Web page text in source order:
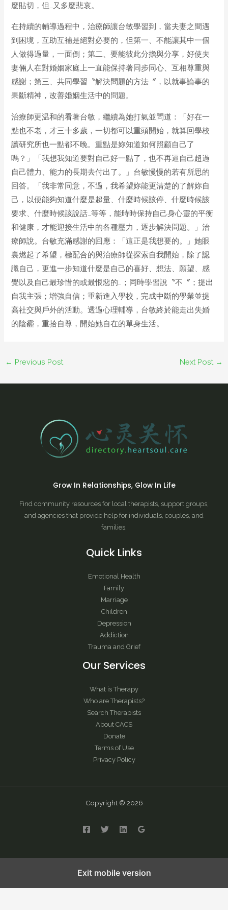
麼貼切，但…又多麼悲哀。
在持續的輔導過程中，治療師讓台敏學習到，當夫妻之間遇
到困境，互助互補是絕對必要的，但第一、不能讓其中一個
人做得過量，一面倒；第二、要能彼此分擔與分享，好使夫
妻倆人在對婚姻家庭上一直能保持著同步同心、互相尊重與
感謝；第三、共同學習〝解決問題的方法〞，以就事論事的
果斷精神，改善婚姻生活中的問題。
治療師更温和的看著台敏，繼續為她打氣並問道：「好在一
點也不老，才三十多歲，一切都可以重頭開始，就算回學校
讀研究所也一點都不晚。重點是妳知道如何照顧自己了
嗎？」「我想我知道要對自己好一點了，也不再逼自己超過
自己體力、能力的長期去付出了。」台敏慢慢的若有所思的
回答。「我非常同意，不過，我希望妳能更清楚的了解妳自
己，以便能夠知道什麼是超量、什麼時候該停、什麼時候該
要求、什麼時候該說話…等等，能時時保持自己身心靈的平衡
和健康，才能迎接生活中的各種壓力，逐步解決問題。」治
療師說。台敏充滿感謝的回應：「這正是我想要的。」她眼
裏燃起了希望，極配合的與治療師從探索自我開始，除了認
識自己，更進一步知道什麼是自己的喜好、想法、願望、感
覺以及自己最珍惜的或最恨惡的…；同時學習說〝不〞；提出
自我主張；增強自信；重新進入學校，完成中斷的學業並提
高社交與戶外的活動。透過心理輔導，台敏終於能走出失婚
的陰霾，重拾自尊，開始她自在的單身生活。
← Previous Post Next Post →
Grow In Relationships, Glow In Life
Find community resources for local therapists, support groups,
and agencies that provide help for individuals, couples, and
families.
Quick Links
Emotional Health
Family
Marriage
Children
Depression
Addiction
Trauma and Grief
Our Services
What is Therapy
Who are Therapists?
Search Therapists
About CACS
Donate
Terms of Use
Privacy Policy
Copyright © 2026
Exit mobile version
English 繁體中文 简体中文